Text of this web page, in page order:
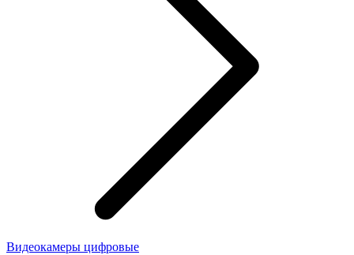
Видеокамеры цифровые